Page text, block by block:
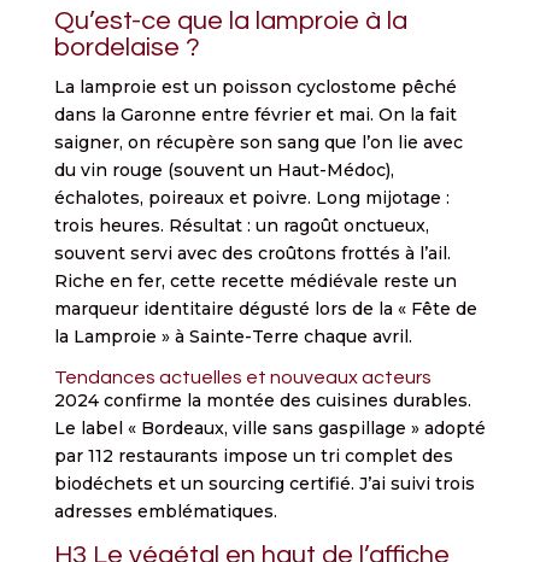
Qu’est-ce que la lamproie à la
bordelaise ?
La lamproie est un poisson cyclostome pêché
dans la Garonne entre février et mai. On la fait
saigner, on récupère son sang que l’on lie avec
du vin rouge (souvent un Haut-Médoc),
échalotes, poireaux et poivre. Long mijotage :
trois heures. Résultat : un ragoût onctueux,
souvent servi avec des croûtons frottés à l’ail.
Riche en fer, cette recette médiévale reste un
marqueur identitaire dégusté lors de la « Fête de
la Lamproie » à Sainte-Terre chaque avril.
Tendances actuelles et nouveaux acteurs
2024 confirme la montée des cuisines durables.
Le label « Bordeaux, ville sans gaspillage » adopté
par 112 restaurants impose un tri complet des
biodéchets et un sourcing certifié. J’ai suivi trois
adresses emblématiques.
H3 Le végétal en haut de l’affiche